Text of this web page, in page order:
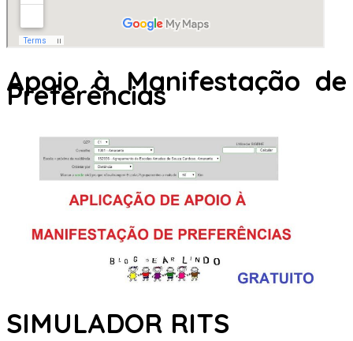
Apoio à Manifestação de
Preferências
SIMULADOR RITS